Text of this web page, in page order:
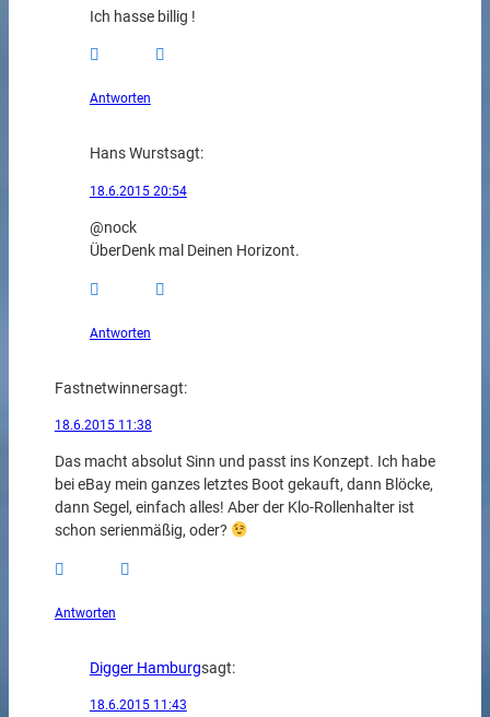
Ich hasse billig !
Antworten
Hans Wurstsagt:
18.6.2015 20:54
@nock
ÜberDenk mal Deinen Horizont.
Antworten
Fastnetwinnersagt:
18.6.2015 11:38
Das macht absolut Sinn und passt ins Konzept. Ich habe
bei eBay mein ganzes letztes Boot gekauft, dann Blöcke,
dann Segel, einfach alles! Aber der Klo-Rollenhalter ist
schon serienmäßig, oder?
Antworten
Digger Hamburgsagt:
18.6.2015 11:43